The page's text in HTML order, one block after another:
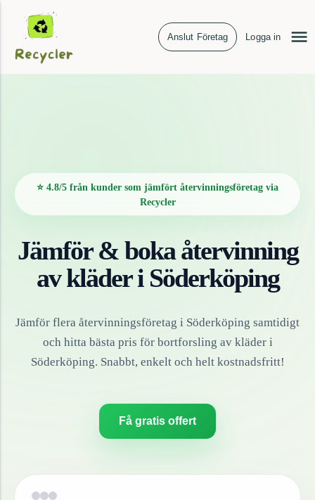
Anslut Företag Logga in
⭐ 4.8/5 från kunder som jämfört återvinningsföretag via
Recycler
Jämför & boka återvinning
avkläderi Söderköping
Jämför flera återvinningsföretag i Söderköping samtidigt
och hitta bästa pris för bortforsling av kläderi
Söderköping. Snabbt, enkelt och helt kostnadsfritt!
Få gratis offert